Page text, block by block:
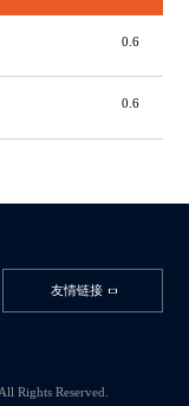
0.6
0.6
友情链接
Rights Reserved.